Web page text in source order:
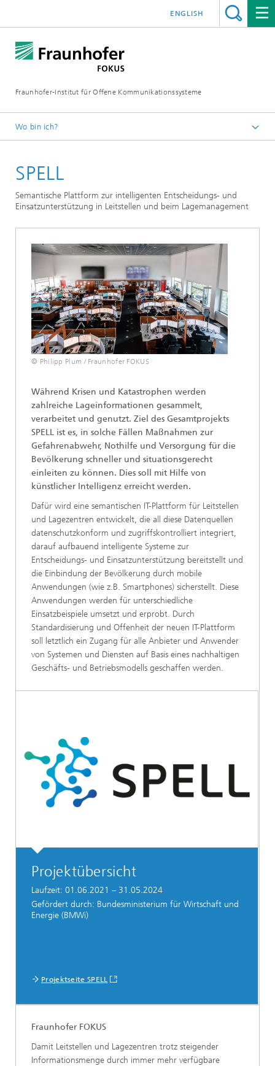
Fraunhofer-Institut für Offene Kommunikationssysteme
ENGLISH
Wo bin ich?
Vernetzte Sicherheit
SPELL
Semantische Plattform zur intelligenten Entscheidungs- und
Einsatzunterstützung in Leitstellen und beim Lagemanagement
© Philipp Plum / Fraunhofer FOKUS
Während Krisen und Katastrophen werden
zahlreiche Lageinformationen gesammelt,
verarbeitet und genutzt. Ziel des Gesamtprojekts
SPELL ist es, in solche Fällen Maßnahmen zur
Gefahrenabwehr, Nothilfe und Versorgung für die
Bevölkerung schneller und situationsgerecht
einleiten zu können. Dies soll mit Hilfe von
künstlicher Intelligenz erreicht werden.
Dafür wird eine semantischen IT-Plattform für Leitstellen
und Lagezentren entwickelt, die all diese Datenquellen
datenschutzkonform und zugriffskontrolliert integriert,
darauf aufbauend intelligente Systeme zur
Entscheidungs- und Einsatzunterstützung bereitstellt und
die Einbindung der Bevölkerung durch mobile
Anwendungen (wie z.B. Smartphones) sicherstellt. Diese
Anwendungen werden für unterschiedliche
Einsatzbeispiele umsetzt und erprobt. Durch
Standardisierung und Offenheit der neuen IT-Plattform
soll letztlich ein Zugang für alle Anbieter und Anwender
von Systemen und Diensten auf Basis eines nachhaltigen
Geschäfts- und Betriebsmodells geschaffen werden.
Projektübersicht
Laufzeit: 01.06.2021 – 31.05.2024
Gefördert durch: Bundesministerium für Wirtschaft und
Energie (BMWi)
Projektseite SPELL
Fraunhofer FOKUS
Damit Leitstellen und Lagezentren trotz steigender
Informationsmenge durch immer mehr verfügbare